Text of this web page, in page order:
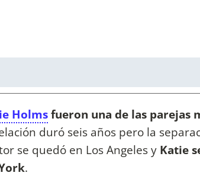
Holmsfueron una de las parejas
duró seis años pero la
se quedó en Los Angeles y Katie
.